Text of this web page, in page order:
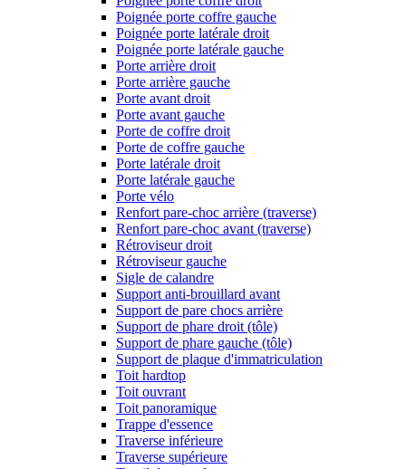
Poignée porte coffre gauche
Poignée porte latérale droit
Poignée porte latérale gauche
Porte arrière droit
Porte arrière gauche
Porte avant droit
Porte avant gauche
Porte de coffre droit
Porte de coffre gauche
Porte latérale droit
Porte latérale gauche
Porte vélo
Renfort pare-choc arrière (traverse)
Renfort pare-choc avant (traverse)
Rétroviseur droit
Rétroviseur gauche
Sigle de calandre
Support anti-brouillard avant
Support de pare chocs arrière
Support de phare droit (tôle)
Support de phare gauche (tôle)
Support de plaque d'immatriculation
Toit hardtop
Toit ouvrant
Toit panoramique
Trappe d'essence
Traverse inférieure
Traverse supérieure